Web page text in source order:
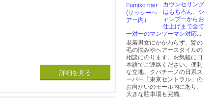
詳細を見る
カウンセリング
はもちろん、シ
ャンプーからお
仕上げまで全て
一対一のマンツーマン対応...
老若男女にかかわらず、髪の
毛の悩みやヘアースタイルの
相談にのります。お気軽に日
本語でご連絡ください。便利
な立地、クパチーノの日系ス
ーパー「東京セントラル」の
お向かいのモール内にあり、
大きな駐車場も完備。